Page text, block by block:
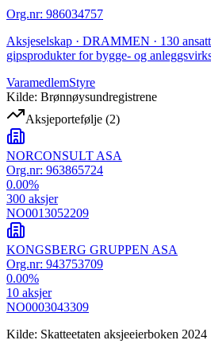
Org.nr: 986034757
Aksjeselskap · DRAMMEN · 130
gipsprodukter for bygge- og
VaramedlemStyre
Kilde: Brønnøysundregistrene
Aksjeportefølje (2)
NORCONSULT ASA
Org.nr: 963865724
0.00%
300 aksjer
NO0013052209
KONGSBERG GRUPPEN ASA
Org.nr: 943753709
0.00%
10 aksjer
NO0003043309
Kilde: Skatteetaten aksjeeierboken 2024